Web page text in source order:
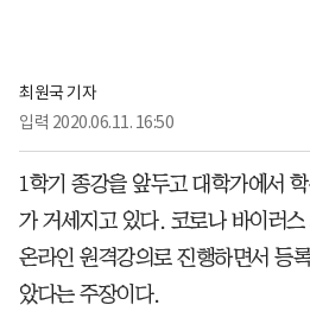
최원국 기자
입력 2020.06.11. 16:50
1학기 종강을 앞두고 대학가에서
가 거세지고 있다. 코로나 바이러
온라인 원격강의로 진행하면서 등
았다는 주장이다.